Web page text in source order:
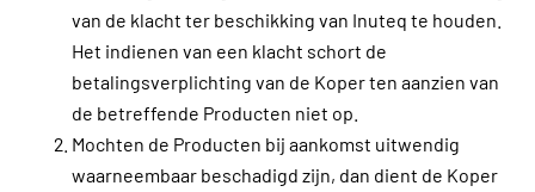
van de klacht ter beschikking van Inuteq te houden.
Het indienen van een klacht schort de
betalingsverplichting van de Koper ten aanzien van
de betreffende Producten niet op.
Mochten de Producten bij aankomst uitwendig
waarneembaar beschadigd zijn, dan dient de Koper